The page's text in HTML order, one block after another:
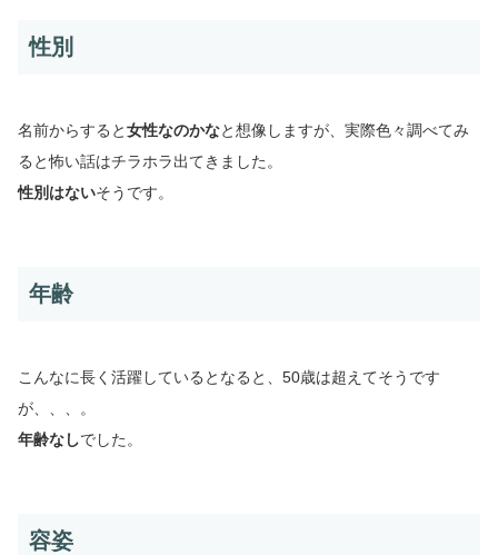
性別
名前からすると女性なのかなと想像しますが、実際色々調べてみ
ると怖い話はチラホラ出てきました。
性別はないそうです。
年齢
こんなに長く活躍しているとなると、50歳は超えてそうです
が、、、。
年齢なしでした。
容姿